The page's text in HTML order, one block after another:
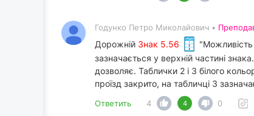
Годунко Петро Миколайович •
Дорожній Знак 5.56
зазначається у верхній частині
дозволяє. Таблички 2 і 3 білого
проїзд закрито, на табличці 3
Ответить 4 4 0